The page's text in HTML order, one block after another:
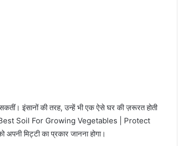
इंसानों की तरह, उन्हें भी एक ऐसे घर की ज़रूरत होती
Soil For Growing Vegetables | Protect
मिट्टी का प्रकार जानना होगा।